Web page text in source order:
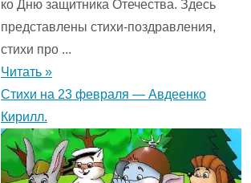
ко Дню защитника Отечества. Здесь
представлены стихи-поздравления,
стихи про ...
Читать »
Стихи на 23 февраля — Авдеенко
Кирилл.